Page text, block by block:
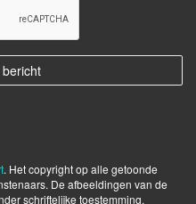
. Het copyright op alle getoonde
De afbeeldingen van de
schriftelijke toestemming.